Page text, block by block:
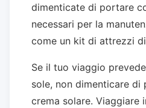
dimenticate di portare
necessari per la
come un kit di attrezzi
Se il tuo viaggio
sole, non dimenticare di
crema solare. Viaggiare